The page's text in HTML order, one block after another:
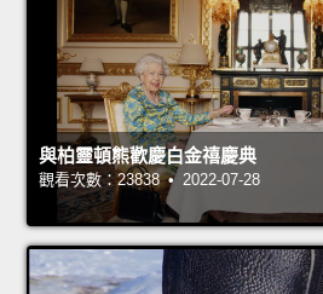
與柏靈頓熊歡慶白金禧慶典
觀看次數：23838 • 2022-07-28